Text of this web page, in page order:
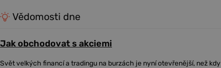
Vědomosti dne
Jak obchodovat s akciemi
Svět velkých financí a tradingu na burzách je nyní otevřenější, než kdy